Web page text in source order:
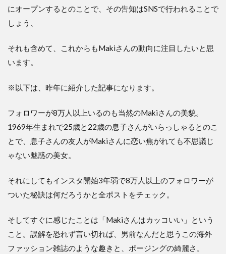
にオープンするとのことで、その告知はSNSで行われることで
しょう、
それも含めて、これからもMakiさんの動向に注目したいと思
います。
※以下は、昨年に紹介した記事になります。
フォロワーが8万人以上いるのも当然のMakiさんの美貌。
1969年生まれで25歳と22歳の息子さんがいらっしゃるとのこ
とで、息子さんの友人がMakiさんに恋い焦がれても不思議じ
ゃない魅惑の美女。
それにしてもインスタ開始3年弱で8万人以上のフォロワーが
ついた秘訣は何だろうかと全ポストをチェック。
そしてすぐに感じたことは「Makiさんはカッコいい」という
こと。誤解を恐れず言い切れば、男前なんだと思うこの海外
ファッション雑誌のような趣きと、ポージングの綺麗さ。